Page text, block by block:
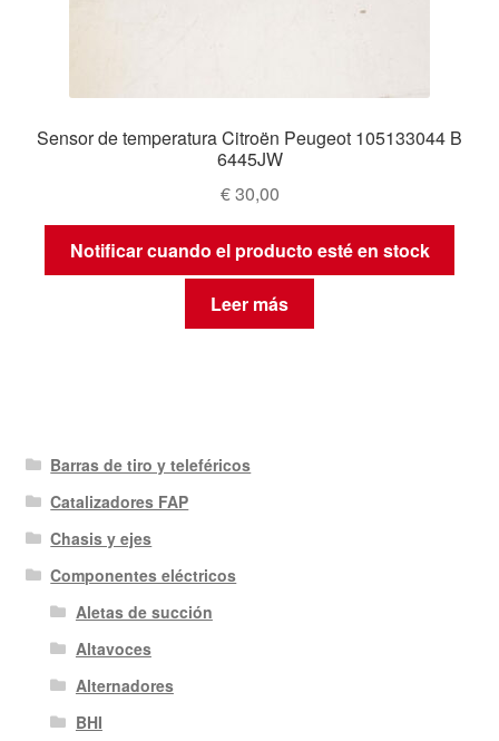
Sensor de temperatura Citroën Peugeot 105133044 B
6445JW
€30,00
Notificar cuando el producto esté en stock
Leer más
Barras de tiro y teleféricos
Catalizadores FAP
Chasis y ejes
Componentes eléctricos
Aletas de succión
Altavoces
Alternadores
BHI